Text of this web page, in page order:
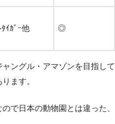
ﾀｲｶﾞｰ他 ◎
ングル・アマゾンを目指して
ます。
で日本の動物園とは違った、